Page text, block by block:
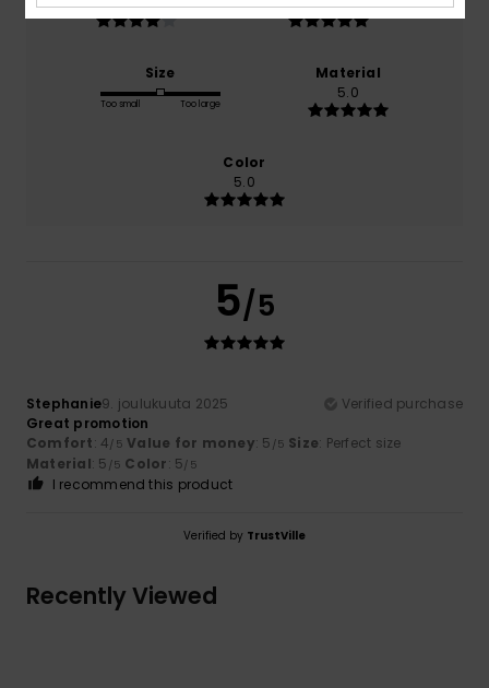
Size
Too small Too large
Material
5.0
Color
5.0
5/5
Stephanie9. joulukuuta 2025
Verified purchase
Great promotion
Comfort: 4/5 Value for money: 5 /5 Size: Perfect size
Material: 5 /5 Color: 5/5
I recommend this product
Verified by TrustVille
Recently Viewed